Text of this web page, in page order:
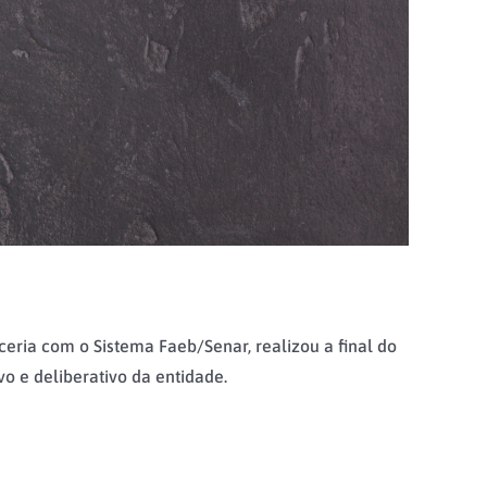
com o Sistema Faeb/Senar, realizou a final do
e deliberativo da entidade.